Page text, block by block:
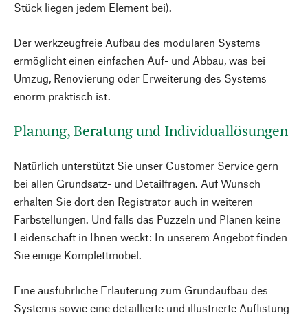
Stück liegen jedem Element bei).
Der werkzeugfreie Aufbau des modularen Systems
ermöglicht einen einfachen Auf- und Abbau, was bei
Umzug, Renovierung oder Erweiterung des Systems
enorm praktisch ist.
Planung, Beratung und Individuallösungen
Natürlich unterstützt Sie unser Customer Service gern
bei allen Grundsatz- und Detailfragen. Auf Wunsch
erhalten Sie dort den Registrator auch in weiteren
Farbstellungen. Und falls das Puzzeln und Planen keine
Leidenschaft in Ihnen weckt: In unserem Angebot finden
Sie einige Komplettmöbel.
Eine ausführliche Erläuterung zum Grundaufbau des
Systems sowie eine detaillierte und illustrierte Auflistung